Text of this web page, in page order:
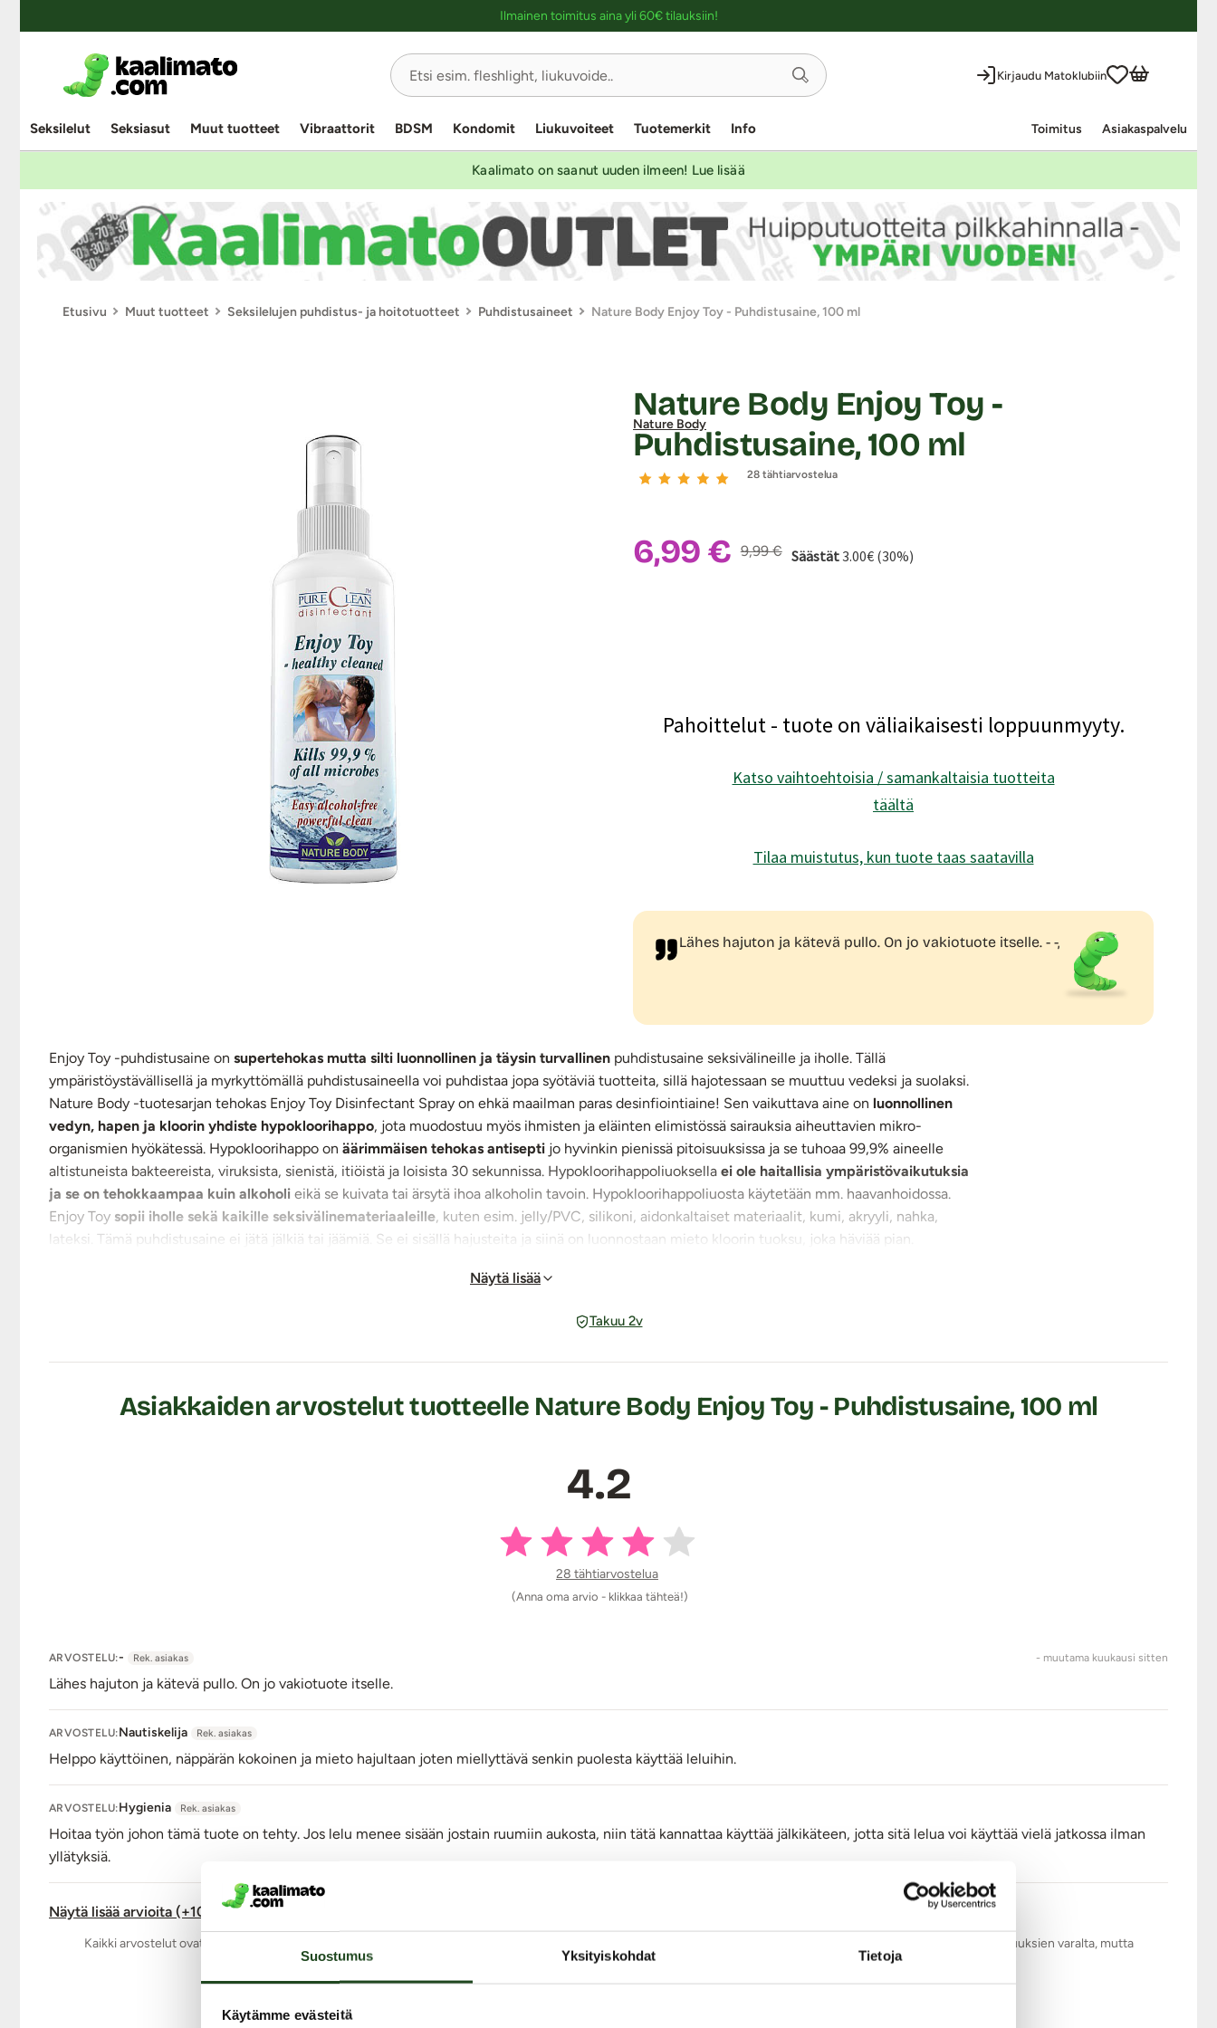
Suostumus Yksityiskohdat Tietoja
Käytämme evästeitä
Ilmainen toimitus aina yli 60€ tilauksiin!
Kirjaudu Matoklubiin
Seksilelut Seksiasut Muut tuotteet Vibraattorit BDSM Kondomit Liukuvoiteet Tuotemerkit Info Toimitus Asiakaspalvelu
Kaalimato on saanut uuden ilmeen! Lue lisää
Etusivu Muut tuotteet Seksilelujen puhdistus- ja hoitotuotteet Puhdistusaineet Nature Body Enjoy Toy - Puhdistusaine, 100 ml
Nature Body
Nature Body Enjoy Toy -
Puhdistusaine, 100 ml
28 tähtiarvostelua
Alennushinta:
6,99 € Normaalihinta:
9,99 € Säästät3.00€ (30%)
Pahoittelut - tuote on väliaikaisesti loppuunmyyty.
Katso vaihtoehtoisia / samankaltaisia tuotteita
täältä
Tilaa muistutus, kun tuote taas saatavilla
Lähes hajuton ja kätevä pullo. On jo vakiotuote itselle. - -,
Enjoy Toy -puhdistusaine on supertehokas mutta silti luonnollinen ja täysin turvallinen puhdistusaine seksivälineille ja iholle. Tällä
ympäristöystävällisellä ja myrkyttömällä puhdistusaineella voi puhdistaa jopa syötäviä tuotteita, sillä hajotessaan se muuttuu vedeksi ja suolaksi.
Nature Body -tuotesarjan tehokas Enjoy Toy Disinfectant Spray on ehkä maailman paras desinfiointiaine! Sen vaikuttava aine on luonnollinen
vedyn, hapen ja kloorin yhdiste hypokloorihappo, jota muodostuu myös ihmisten ja eläinten elimistössä sairauksia aiheuttavien mikro-
organismien hyökätessä. Hypokloorihappo on äärimmäisen tehokas antisepti jo hyvinkin pienissä pitoisuuksissa ja se tuhoaa 99,9% aineelle
altistuneista bakteereista, viruksista, sienistä, itiöistä ja loisista 30 sekunnissa. Hypokloorihappoliuoksella ei ole haitallisia ympäristövaikutuksia
ja se on tehokkaampaa kuin alkoholi eikä se kuivata tai ärsytä ihoa alkoholin tavoin. Hypokloorihappoliuosta käytetään mm. haavanhoidossa.
Enjoy Toy sopii iholle sekä kaikille seksivälinemateriaaleille, kuten esim. jelly/PVC, silikoni, aidonkaltaiset materiaalit, kumi, akryyli, nahka,
lateksi. Tämä puhdistusaine ei jätä jälkiä tai jäämiä. Se ei sisällä hajusteita ja siinä on luonnostaan mieto kloorin tuoksu, joka häviää pian.
Kätevää ja hygieenistä spray-pulloa on helppo käyttää. Suihkuta puhdistusainetta puhdistettavalle pinnalle tai iholle ja anna kuivua. Halutessasi
Koko: 100 ml
Näytä lisää
Takuu 2v
Asiakkaiden arvostelut tuotteelle Nature Body Enjoy Toy - Puhdistusaine, 100 ml
4.2
28 tähtiarvostelua
(Anna oma arvio - klikkaa tähteä!)
ARVOSTELU:- Rek. asiakas - muutama kuukausi sitten
Lähes hajuton ja kätevä pullo. On jo vakiotuote itselle.
ARVOSTELU:Nautiskelija Rek. asiakas
Helppo käyttöinen, näppärän kokoinen ja mieto hajultaan joten miellyttävä senkin puolesta käyttää leluihin.
ARVOSTELU:Hygienia Rek. asiakas
Hoitaa työn johon tämä tuote on tehty. Jos lelu menee sisään jostain ruumiin aukosta, niin tätä kannattaa käyttää jälkikäteen, jotta sitä lelua voi käyttää vielä jatkossa ilman
yllätyksiä.
Näytä lisää arvioita (+10)
Kaikki arvostelut ovat aitoja ja oikeiden asiakkaiden antamia. Arviointi tapahtuu nimimerkillä yksityisyyden suojaamiseksi. Kaalimato.com tarkistaa kaikki arviot asiattomuuksien varalta, mutta
muuten kaikki julkaistaan sellaisenaan.